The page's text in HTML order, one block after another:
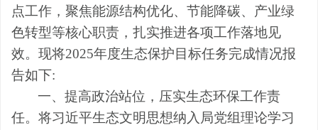
点工作，聚焦能源结构优化、节能降碳、产业绿
色转型等核心职责，扎实推进各项工作落地见
效。现将2025年度生态保护目标任务完成情况报
告如下:
一、提高政治站位，压实生态环保工作责
任。 将习近平生态文明思想纳入局党组理论学习